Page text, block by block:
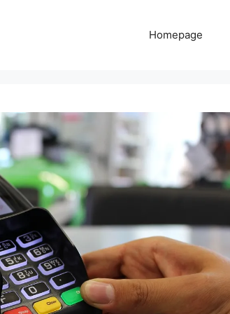
Homepage